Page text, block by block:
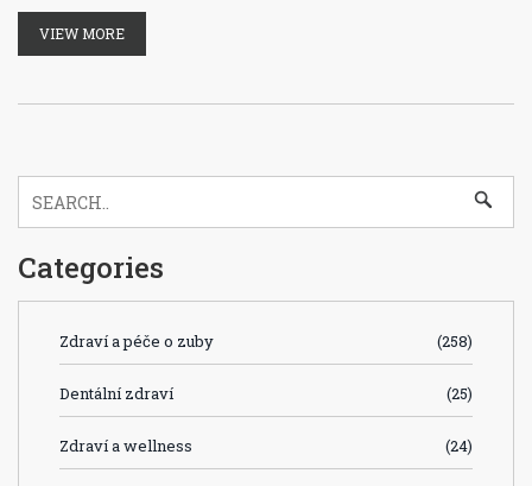
VIEW MORE
Categories
Zdraví a péče o zuby (258)
Dentální zdraví (25)
Zdraví a wellness (24)